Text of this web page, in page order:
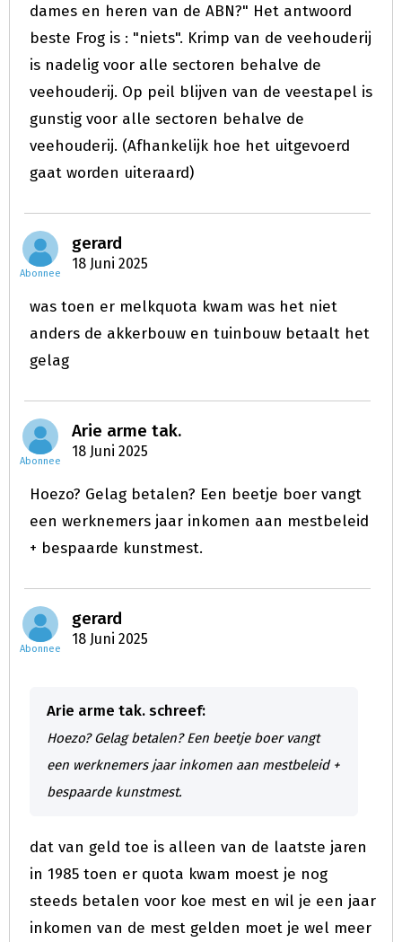
dames en heren van de ABN?" Het antwoord
beste Frog is : "niets". Krimp van de veehouderij
is nadelig voor alle sectoren behalve de
veehouderij. Op peil blijven van de veestapel is
gunstig voor alle sectoren behalve de
veehouderij. (Afhankelijk hoe het uitgevoerd
gaat worden uiteraard)
Abonnee
gerard
18 Juni 2025
was toen er melkquota kwam was het niet
anders de akkerbouw en tuinbouw betaalt het
gelag
Abonnee
Arie arme tak.
18 Juni 2025
Hoezo? Gelag betalen? Een beetje boer vangt
een werknemers jaar inkomen aan mestbeleid
+ bespaarde kunstmest.
Abonnee
gerard
18 Juni 2025
Arie arme tak. schreef:
Hoezo? Gelag betalen? Een beetje boer vangt
een werknemers jaar inkomen aan mestbeleid +
bespaarde kunstmest.
dat van geld toe is alleen van de laatste jaren
in 1985 toen er quota kwam moest je nog
steeds betalen voor koe mest en wil je een jaar
inkomen van de mest gelden moet je wel meer